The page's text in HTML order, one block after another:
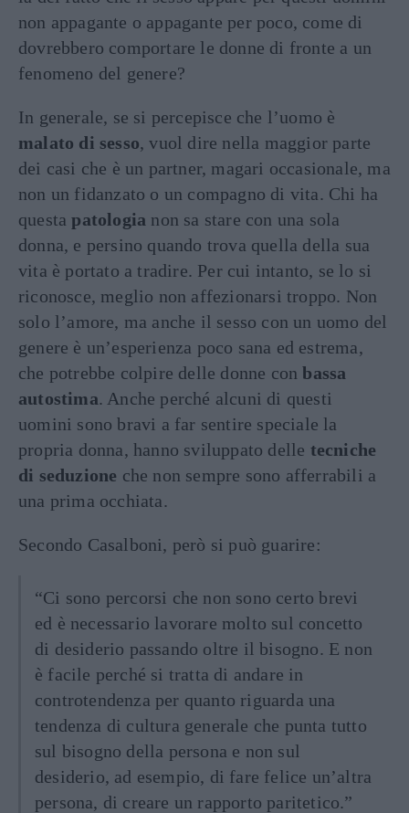
non appagante o appagante per poco, come di
dovrebbero comportare le donne di fronte a un
fenomeno del genere?
In generale, se si percepisce che l’uomo è
malato di sesso, vuol dire nella maggior parte
dei casi che è un partner, magari occasionale, ma
non un fidanzato o un compagno di vita. Chi ha
questapatologia non sa stare con una sola
donna, e persino quando trova quella della sua
vita è portato a tradire. Per cui intanto, se lo si
riconosce, meglio non affezionarsi troppo. Non
solo l’amore, ma anche il sesso con un uomo del
genere è un’esperienza poco sana ed estrema,
che potrebbe colpire delle donne conbassa
autostima. Anche perché alcuni di questi
uomini sono bravi a far sentire speciale la
propria donna, hanno sviluppato delle tecniche
di seduzione che non sempre sono afferrabili a
una prima occhiata.
Secondo Casalboni, però si può guarire:
“Ci sono percorsi che non sono certo brevi
ed è necessario lavorare molto sul concetto
di desiderio passando oltre il bisogno. E non
è facile perché si tratta di andare in
controtendenza per quanto riguarda una
tendenza di cultura generale che punta tutto
sul bisogno della persona e non sul
desiderio, ad esempio, di fare felice un’altra
persona, di creare un rapporto paritetico.”